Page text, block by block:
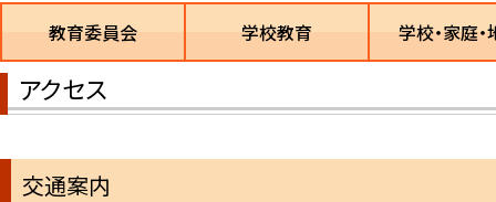
教育委員会 学校教育 学校・家庭
アクセス
交通案内